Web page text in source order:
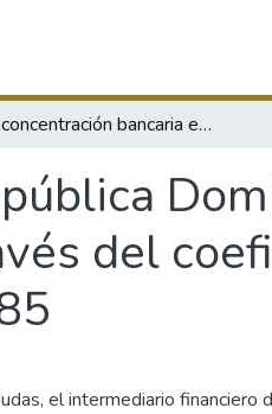
La concentración bancaria en la República Dominicana: análisis de la banca comercial a través del coeficiente de Gini y el índice de Herfindahl, 1960-1985
del
el intermediario financiero